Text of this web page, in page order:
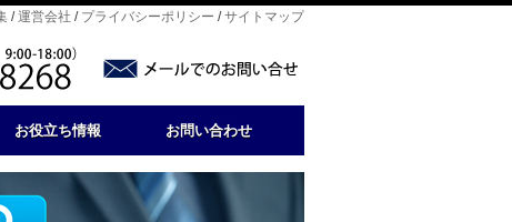
/運営会社 / プライバシーポリシー /サイトマップ
お役立ち情報 お問い合わせ